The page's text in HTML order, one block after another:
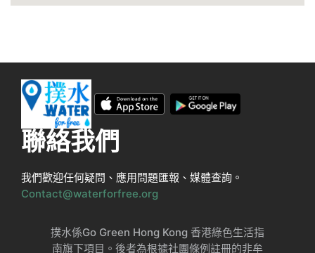
聯絡我們
我們歡迎任何疑問、應用問題匯報、媒體查詢。
Contact@waterforfree.org
撲水係Go Green Hong Kong 香港綠色生活指
南旗下項目。後者為根據社團條例註冊的非牟